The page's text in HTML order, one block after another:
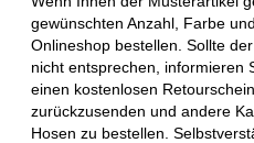
gewünschten Anzahl, Farbe
Onlineshop bestellen. Sollte
nicht entsprechen, informieren
einen kostenlosen
zurückzusenden und andere
Hosen zu bestellen.